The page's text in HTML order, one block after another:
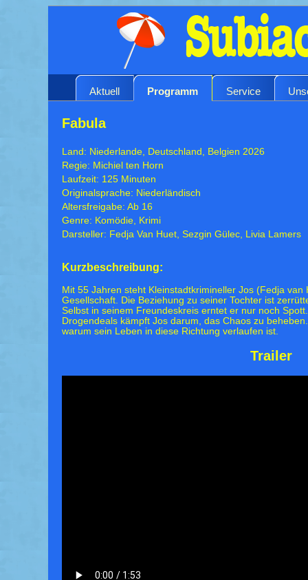
Aktuell Programm Service
Fabula
Land: Niederlande, Deutschland, Belgien 2026
Regie: Michiel ten Horn
Laufzeit: 125 Minuten
Originalsprache: Niederländisch
Altersfreigabe: Ab 16
Genre: Komödie, Krimi
Darsteller: Fedja Van Huet, Sezgin Gülec, Livia Lamers
Kurzbeschreibung:
Mit 55 Jahren steht Kleinstadtkrimineller Jos (Fedja
Gesellschaft. Die Beziehung zu seiner Tochter ist
Selbst in seinem Freundeskreis erntet er nur noch
Drogendeals kämpft Jos darum, das Chaos zu
warum sein Leben in diese Richtung verlaufen ist.
Trailer